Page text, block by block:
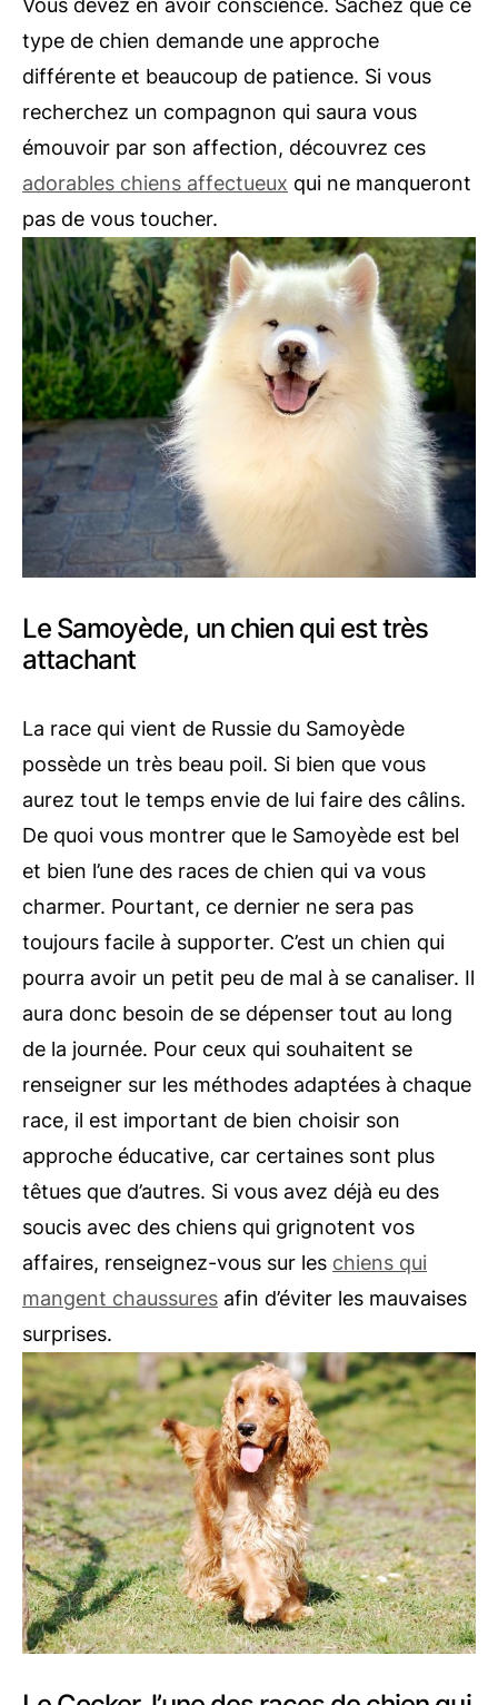
Vous devez en avoir conscience. Sachez que ce
type de chien demande une approche
différente et beaucoup de patience. Si vous
recherchez un compagnon qui saura vous
émouvoir par son affection, découvrez ces
adorables chiens affectueux qui ne manqueront
pas de vous toucher.
Le Samoyède, un chien qui est très
attachant
La race qui vient de Russie du Samoyède
possède un très beau poil. Si bien que vous
aurez tout le temps envie de lui faire des câlins.
De quoi vous montrer que le Samoyède est bel
et bien l’une des races de chien qui va vous
charmer. Pourtant, ce dernier ne sera pas
toujours facile à supporter. C’est un chien qui
pourra avoir un petit peu de mal à se canaliser. Il
aura donc besoin de se dépenser tout au long
de la journée. Pour ceux qui souhaitent se
renseigner sur les méthodes adaptées à chaque
race, il est important de bien choisir son
approche éducative, car certaines sont plus
têtues que d’autres. Si vous avez déjà eu des
soucis avec des chiens qui grignotent vos
affaires, renseignez-vous sur les chiens qui
mangent chaussures afin d’éviter les mauvaises
surprises.